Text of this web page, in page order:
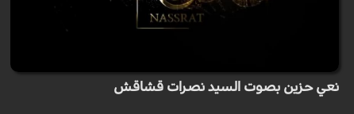
نعي حزين بصوت السيد نصرات قشاقش